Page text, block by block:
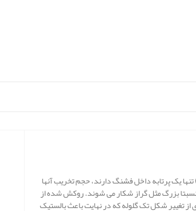
یک پرتابه داخل فشنگ دارند، حجم تخریب آنها
نسبتا بزرگ مثل گراز شکار می شوند. روکش شده از
تغییر شکل تک گلوله که در نهایت باعث بالستیک